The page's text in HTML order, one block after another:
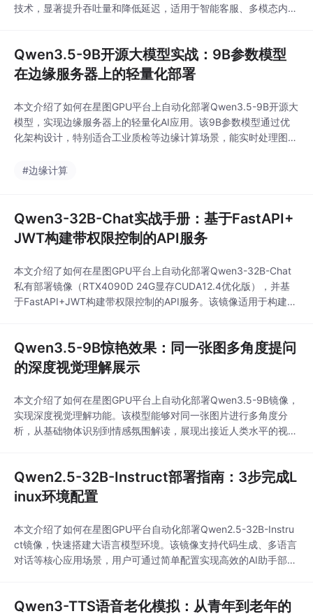
技术，显著提升吞吐量和降低延迟，适用于智能客服、多模态内容
Qwen3.5-9B开源大模型实战：9B参数模型
在边缘服务器上的轻量化部署
本文介绍了如何在星图GPU平台上自动化部署Qwen3.5-9B开源大
模型，实现边缘服务器上的轻量化AI应用。该9B参数模型通过优
化架构设计，特别适合工业质检等边缘计算场景，能实时处理图像
#边缘计算
Qwen3-32B-Chat实战手册：基于FastAPI+
JWT构建带权限控制的API服务
本文介绍了如何在星图GPU平台上自动化部署Qwen3-32B-Chat
私有部署镜像（RTX4090D 24G显存CUDA12.4优化版），并基
于FastAPI+JWT构建带权限控制的API服务。该镜像适用于构建安
Qwen3.5-9B惊艳效果：同一张图多角度提问
的深度视觉理解展示
本文介绍了如何在星图GPU平台上自动化部署Qwen3.5-9B镜像，
实现深度视觉理解功能。该模型能够对同一张图片进行多角度分
析，从基础物体识别到情感氛围解读，展现出接近人类水平的视觉
Qwen2.5-32B-Instruct部署指南：3步完成L
inux环境配置
本文介绍了如何在星图GPU平台自动化部署Qwen2.5-32B-Instru
ct镜像，快速搭建大语言模型环境。该镜像支持代码生成、多语言
对话等核心应用场景，用户可通过简单配置实现高效的AI助手部
Qwen3-TTS语音老化模拟：从青年到老年的